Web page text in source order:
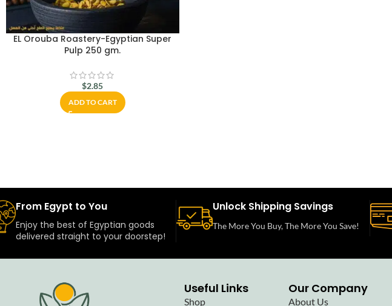
EL Orouba Roastery-Egyptian Super
Pulp 250 gm.
$2.85
ADD TO CART
From Egypt to You
Enjoy the best of Egyptian goods
delivered straight to your doorstep!
Unlock Shipping Savings
The More You Buy, The More You Save!
Useful Links
Shop
Our Company
About Us